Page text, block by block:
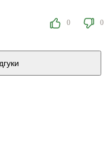
0 0